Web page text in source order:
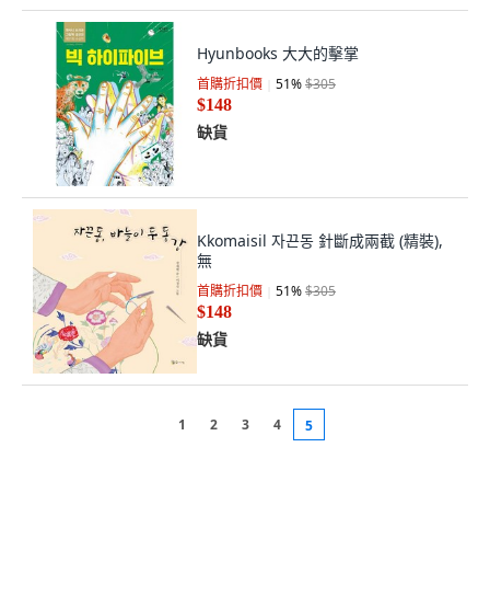
Hyunbooks 大大的擊掌
首購折扣價 51%$305
$148
缺貨
Kkomaisil 자끈동 針斷成兩截 (精裝),
無
首購折扣價 51%$305
$148
缺貨
1 2 3 4 5